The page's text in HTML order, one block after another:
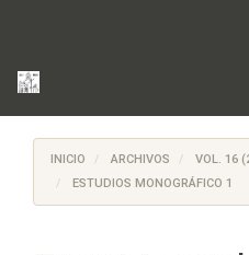
contenido
la
página
Navegación
principal
Contenido
INICIO ARCHIVOS
VOL. 16
ESTUDIOS MONOGRÁFICO 1